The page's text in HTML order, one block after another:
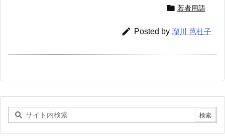
 若者用語
 Posted by 瑠川 芭杜子